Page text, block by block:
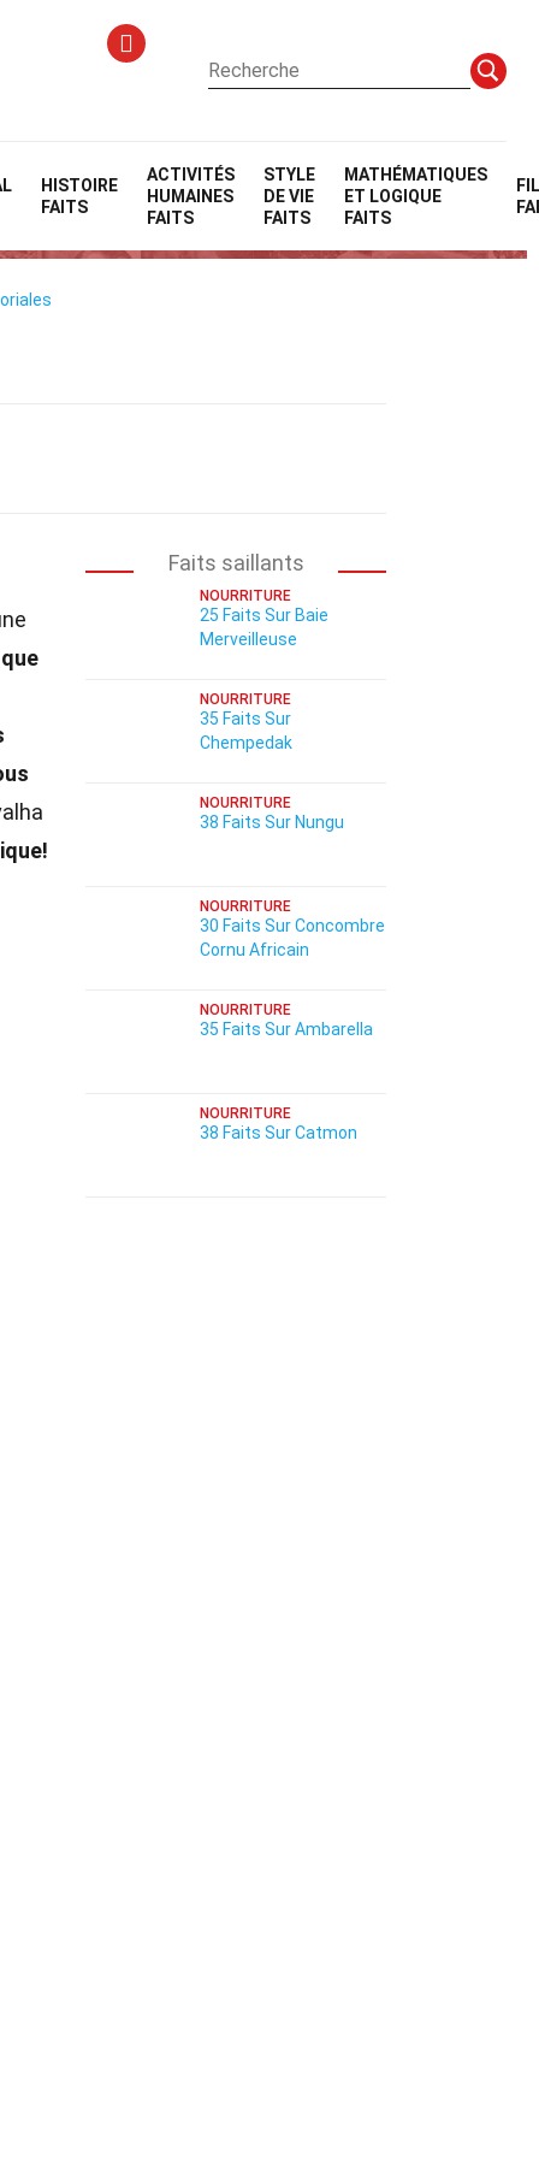
HISTOIRE
FAITS
ACTIVITÉS
HUMAINES
FAITS
STYLE
DE VIE
FAITS
MATHÉMATIQUES
ET LOGIQUE
FAITS
Faits saillants
NOURRITURE
25 Faits Sur Baie
Merveilleuse
NOURRITURE
35 Faits Sur
Chempedak
NOURRITURE
38 Faits Sur Nungu
NOURRITURE
30 Faits Sur Concombre
Cornu Africain
NOURRITURE
35 Faits Sur Ambarella
NOURRITURE
38 Faits Sur Catmon